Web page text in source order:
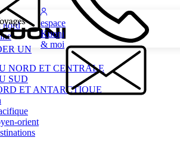
UN
espace
Kuoni
& moi
nord
NORD ET CENTRALE
SUD
ET ANTARCTIQUE
orient